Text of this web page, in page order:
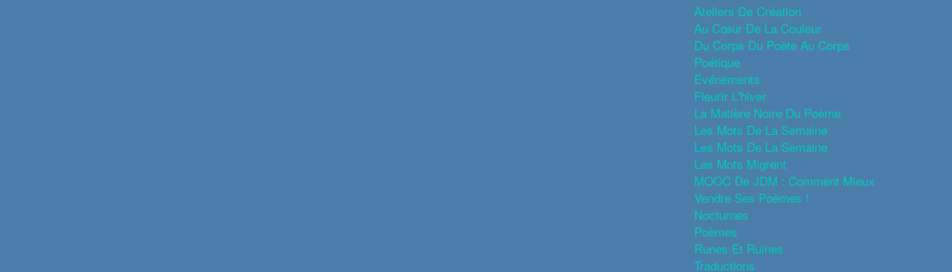
Ateliers De Création
Au Cœur De La Couleur
Du Corps Du Poète Au Corps
Poétique
Événements
Fleurir L'hiver
La Matière Noire Du Poème
Les Mots De La Semaine
Les Mots De La Semaine
Les Mots Migrent
MOOC De JDM : Comment Mieux
Vendre Ses Poèmes !
Nocturnes
Poèmes
Runes Et Ruines
Traductions